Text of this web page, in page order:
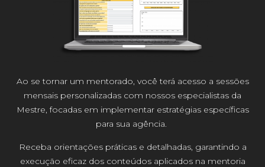
Ao se tornar um mentorado, você terá acesso a sessões
mensais personalizadas com nossos especialistas da
Mestre, focadas em implementar estratégias específicas
para sua agência.
Receba orientações práticas e detalhadas, garantindo a
execução eficaz dos conteúdos aplicados na mentoria